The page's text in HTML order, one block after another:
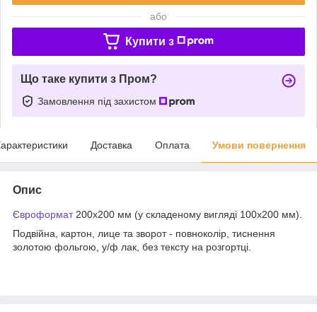
або
Купити з
Що таке купити з Пром?
Замовлення під захистом
Доставка Оплата Умови повернення
Опис
Євроформат200х200 мм (у складеному вигляді 100х200 мм).
Подвійна, картон, лице та зворот - повноколір, тиснення
золотою фольгою, у/ф лак, без тексту на розгортці.